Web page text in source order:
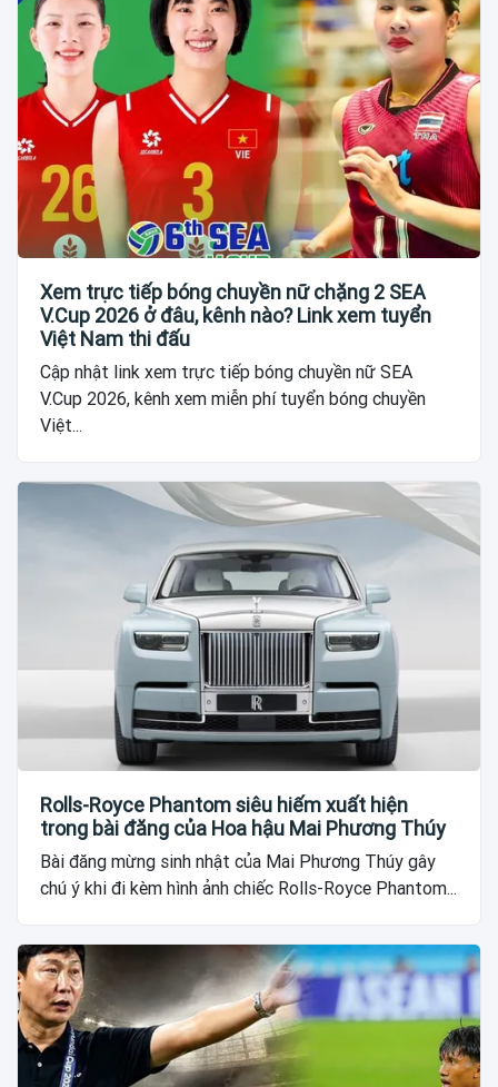
Xem trực tiếp bóng chuyền nữ chặng 2 SEA
V.Cup 2026 ở đâu, kênh nào? Link xem tuyển
Việt Nam thi đấu
Cập nhật link xem trực tiếp bóng chuyền nữ SEA
V.Cup 2026, kênh xem miễn phí tuyển bóng chuyền
Việt...
Rolls-Royce Phantom siêu hiếm xuất hiện
trong bài đăng của Hoa hậu Mai Phương Thúy
Bài đăng mừng sinh nhật của Mai Phương Thúy gây
chú ý khi đi kèm hình ảnh chiếc Rolls-Royce Phantom...